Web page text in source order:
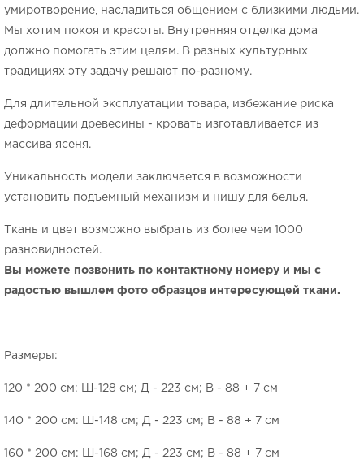
умиротворение, насладиться общением с близкими людьми.
Мы хотим покоя и красоты. Внутренняя отделка дома
должно помогать этим целям. В разных культурных
традициях эту задачу решают по-разному.
Для длительной эксплуатации товара, избежание риска
деформации древесины - кровать изготавливается из
массива ясеня.
Уникальность модели заключается в возможности
установить подъемный механизм и нишу для белья.
Ткань и цвет возможно выбрать из более чем 1000
разновидностей.
Вы можете позвонить по контактному номеру и мы с
радостью вышлем фото образцов интересующей ткани.
Размеры:
120 * 200 см: Ш-128 см; Д - 223 см; В - 88 + 7 см
140 * 200 см: Ш-148 см; Д - 223 см; В - 88 + 7 см
160 * 200 см: Ш-168 см; Д - 223 см; В - 88 + 7 см